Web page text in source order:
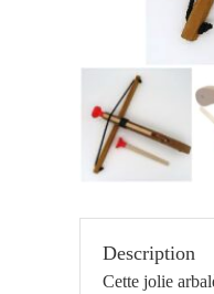
Description
Cette jolie